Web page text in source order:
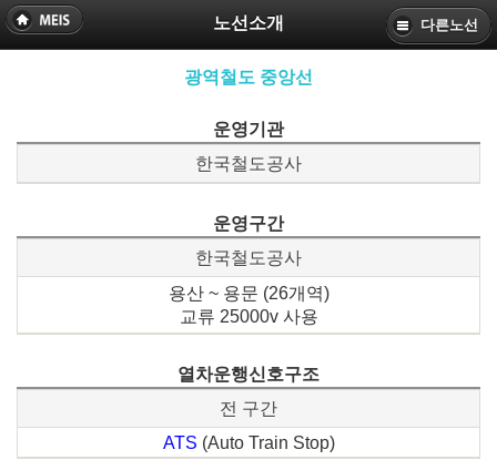
노선소개 다른노선
광역철도 중앙선
운영기관
한국철도공사
운영구간
한국철도공사
용산 ~ 용문 (26개역)
교류 25000v 사용
열차운행신호구조
전 구간
ATS (Auto Train Stop)